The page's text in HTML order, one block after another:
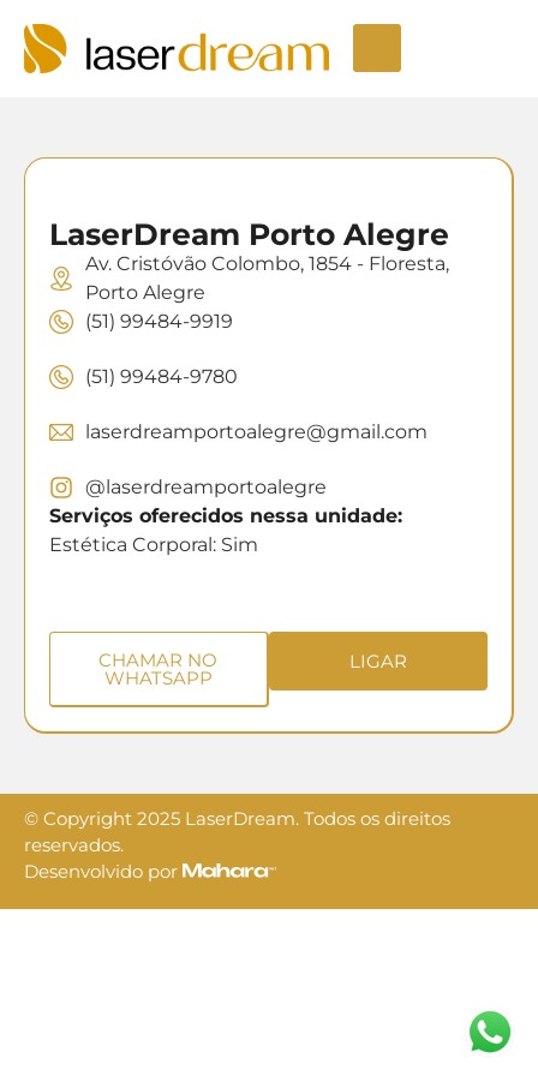
LaserDream Porto Alegre
Av. Cristóvão Colombo, 1854 - Floresta,
Porto Alegre
(51) 99484-9919
(51) 99484-9780
laserdreamportoalegre@gmail.com
@laserdreamportoalegre
Serviços oferecidos nessa unidade:
Estética Corporal: Sim
CHAMAR NO
WHATSAPP
LIGAR
© Copyright 2025 LaserDream. Todos os direitos
reservados.
Desenvolvido por